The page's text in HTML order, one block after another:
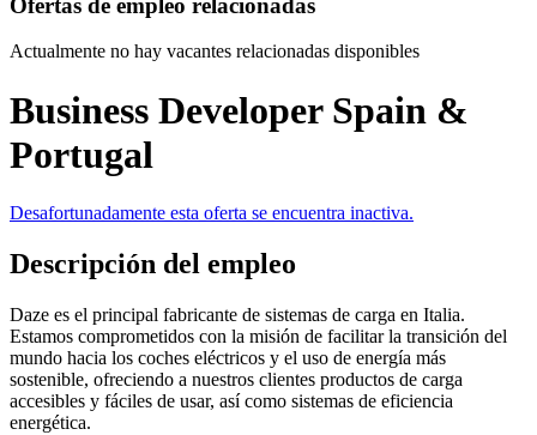
Actualmente no hay vacantes relacionadas disponibles
Business Developer Spain &
Portugal
Desafortunadamente esta oferta se encuentra inactiva.
Descripción del empleo
Daze es el principal fabricante de sistemas de carga en Italia.
Estamos comprometidos con la misión de facilitar la transición del
mundo hacia los coches eléctricos y el uso de energía más
sostenible, ofreciendo a nuestros clientes productos de carga
accesibles y fáciles de usar, así como sistemas de eficiencia
energética.